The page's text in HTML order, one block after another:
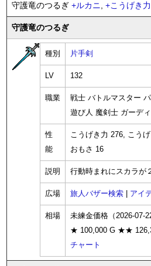
守護竜のつるぎ +ルカニ, +こうげき力
守護竜のつるぎ
種別 片手剣
LV 132
職業
戦士 バトルマスター
遊び人 魔剣士 ガーデ
性
能
こうげき力 276, こう
おもさ 16
説明 行動時まれにスカラが
広場 旅人バザー検索 アイ
相場
未練金価格（2026-07-
★ 100,000 G ★★
チャート